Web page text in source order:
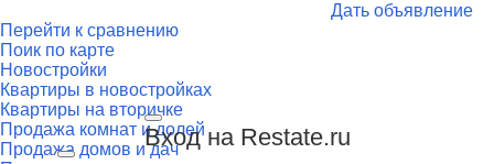
Дать объявление
Перейти к сравнению
Поик по карте
Новостройки
Квартиры в новостройках
Квартиры на вторичке
Продажа комнат и долей
Продажа домов и дачВход на Restate.ru